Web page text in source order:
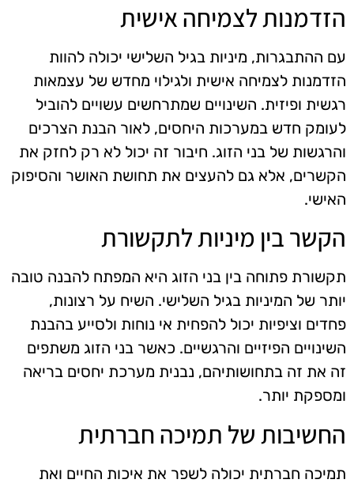
הזדמנות לצמיחה אישית
עם ההתבגרות, מיניות בגיל השלישי יכולה להוות
הזדמנות לצמיחה אישית ולגילוי מחדש של עצמאות
רגשית ופיזית. השינויים שמתרחשים עשויים להוביל
לעומק חדש במערכות היחסים, לאור הבנת הצרכים
והרגשות של בני הזוג. חיבור זה יכול לא רק לחזק את
הקשרים, אלא גם להעצים את תחושת האושר והסיפוק
האישי.
הקשר בין מיניות לתקשורת
תקשורת פתוחה בין בני הזוג היא המפתח להבנה טובה
יותר של המיניות בגיל השלישי. השיח על רצונות,
פחדים וציפיות יכול להפחית אי נוחות ולסייע בהבנת
השינויים הפיזיים והרגשיים. כאשר בני הזוג משתפים
זה את זה בתחושותיהם, נבנית מערכת יחסים בריאה
ומספקת יותר.
החשיבות של תמיכה חברתית
תמיכה חברתית יכולה לשפר את איכות החיים ואת